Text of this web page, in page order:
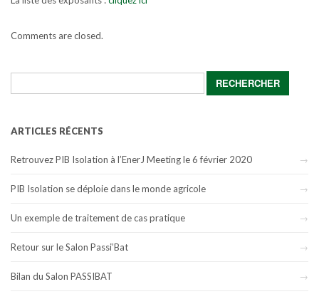
Comments are closed.
ARTICLES RÉCENTS
Retrouvez PIB Isolation à l’EnerJ Meeting le 6 février 2020
PIB Isolation se déploie dans le monde agricole
Un exemple de traitement de cas pratique
Retour sur le Salon Passi’Bat
Bilan du Salon PASSIBAT